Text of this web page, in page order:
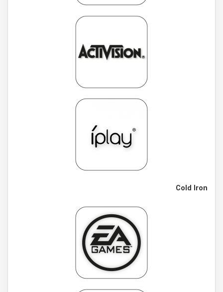
Cold Iron